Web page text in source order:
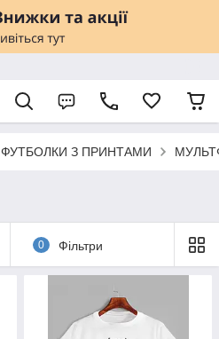
ФУТБОЛКИ З ПРИНТАМИ
0 Фільтри